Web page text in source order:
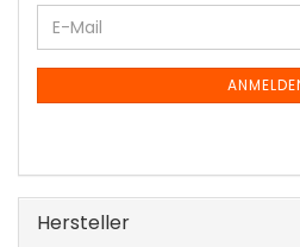
WEITER
ZUR
NEWSLETTER-
E-
Mail
Hersteller